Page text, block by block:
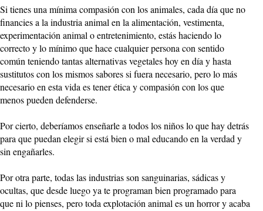
Si tienes una mínima compasión con los animales, cada día que no
financies a la industria animal en la alimentación, vestimenta,
experimentación animal o entretenimiento, estás haciendo lo
correcto y lo mínimo que hace cualquier persona con sentido
común teniendo tantas alternativas vegetales hoy en día y hasta
sustitutos con los mismos sabores si fuera necesario, pero lo más
necesario en esta vida es tener ética y compasión con los que
menos pueden defenderse.
Por cierto, deberíamos enseñarle a todos los niños lo que hay detrás
para que puedan elegir si está bien o mal educando en la verdad y
sin engañarles.
Por otra parte, todas las industrias son sanguinarias, sádicas y
ocultas, que desde luego ya te programan bien programado para
que ni lo pienses, pero toda explotación animal es un horror y acaba